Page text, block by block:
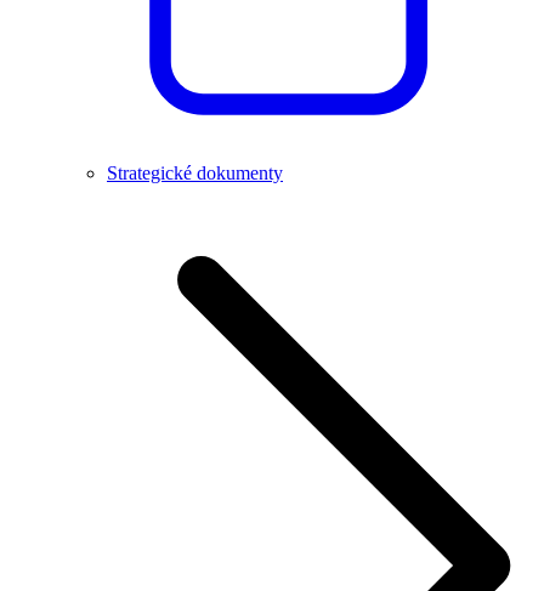
Strategické dokumenty